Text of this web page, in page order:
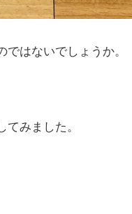
はないでしょうか。
みました。